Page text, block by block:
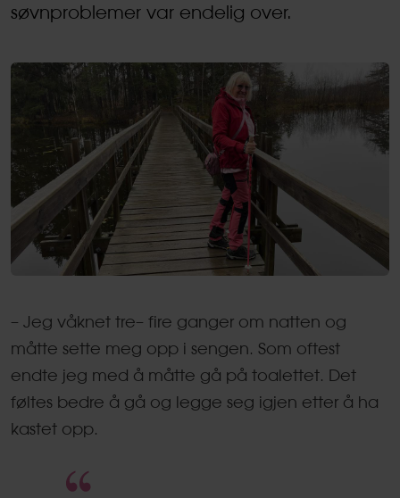
søvnproblemer var endelig over.
– Jeg våknet tre– fire ganger om natten og
måtte sette meg opp i sengen. Som oftest
endte jeg med å måtte gå på toalettet. Det
føltes bedre å gå og legge seg igjen etter å ha
kastet opp.